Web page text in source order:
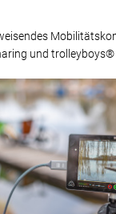
und trolleyboys®